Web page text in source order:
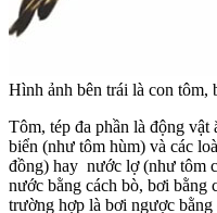
Hình ảnh bên trái là con tôm,
Tôm, tép đa phần là động vật
biển (như tôm hùm) và các
đồng) hay nước lợ (như tôm
nước bằng cách bò, bơi bằng
trường hợp là bơi ngược